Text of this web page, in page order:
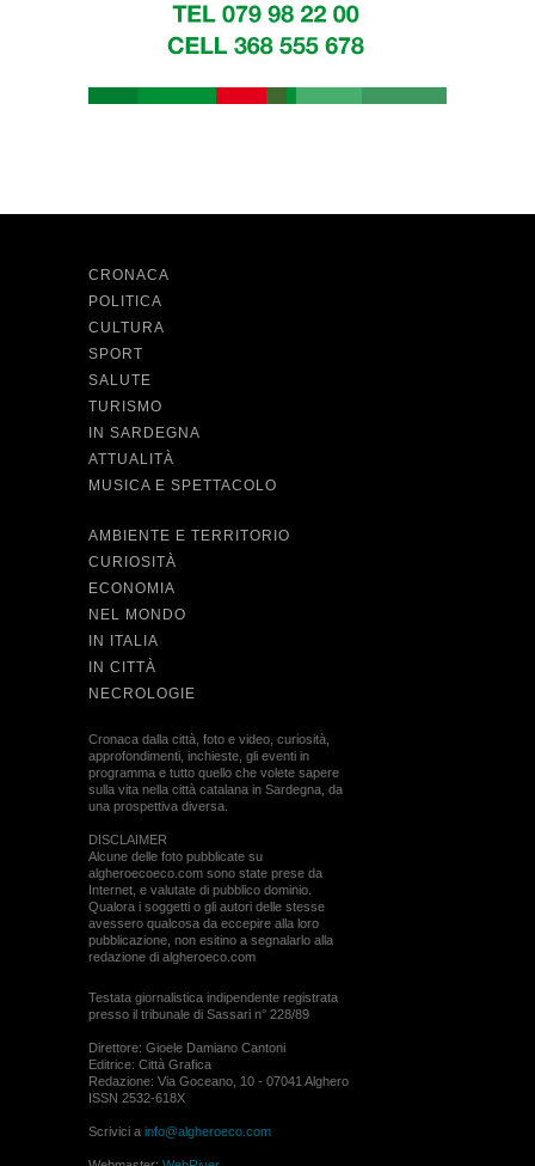
CRONACA
POLITICA
CULTURA
SPORT
SALUTE
TURISMO
IN SARDEGNA
ATTUALITÀ
MUSICA E SPETTACOLO
AMBIENTE E TERRITORIO
CURIOSITÀ
ECONOMIA
NEL MONDO
IN ITALIA
IN CITTÀ
NECROLOGIE
Cronaca dalla città, foto e video, curiosità,
approfondimenti, inchieste, gli eventi in
programma e tutto quello che volete sapere
sulla vita nella città catalana in Sardegna, da
una prospettiva diversa.
DISCLAIMER
Alcune delle foto pubblicate su
algheroecoeco.com sono state prese da
Internet, e valutate di pubblico dominio.
Qualora i soggetti o gli autori delle stesse
avessero qualcosa da eccepire alla loro
pubblicazione, non esitino a segnalarlo alla
redazione di algheroeco.com
Testata giornalistica indipendente registrata
presso il tribunale di Sassari n° 228/89
Direttore: Gioele Damiano Cantoni
Editrice: Città Grafica
Redazione: Via Goceano, 10 - 07041 Alghero
ISSN 2532-618X
Scrivici a info@algheroeco.com